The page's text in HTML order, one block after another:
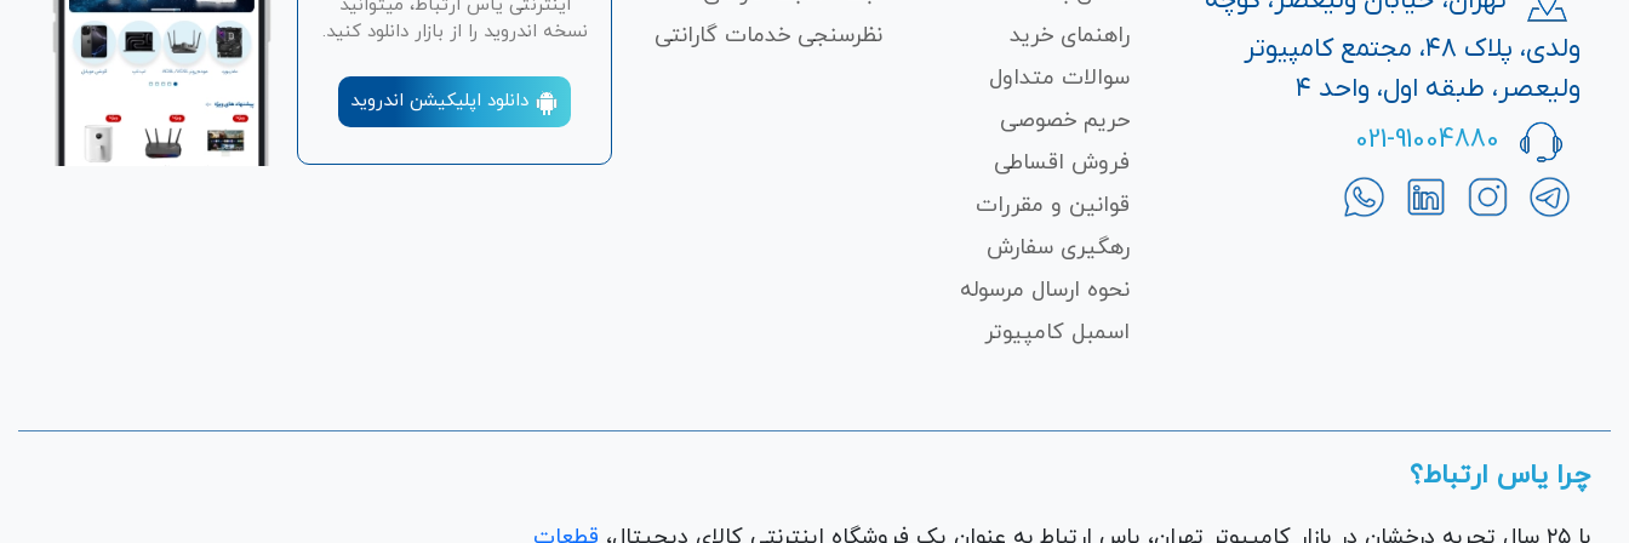
ولدی، پلاک ۴۸، مجتمع کامپیوتر
ولیعصر، طبقه اول، واحد ۴
021-91004880
راهنمای خرید
سوالات متداول
حریم خصوصی
فروش اقساطی
قوانین و مقررات
رهگیری سفارش
نحوه ارسال مرسوله
اسمبل کامپیوتر
نظرسنجی خدمات گارانتی
اینترنتی یاس ارتباط، میتوانید
نسخه اندروید را از بازار دانلود کنید.
دانلود اپلیکیشن اندروید
چرا یاس ارتباط؟